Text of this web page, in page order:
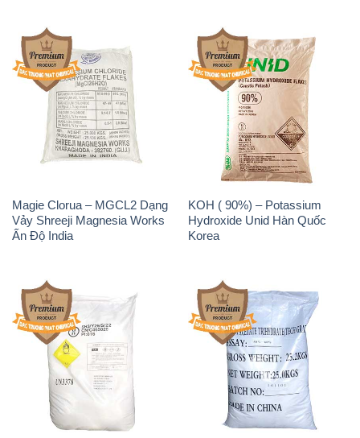
Magie Clorua – MGCL2 Dạng
Vảy Shreeji Magnesia Works
Ấn Độ India
KOH ( 90%) – Potassium
Hydroxide Unid Hàn Quốc
Sodium Percarbonate Dạng
Bột Trung Quốc China
Sodium Acetate – Natri
Acetate Trung Quốc China